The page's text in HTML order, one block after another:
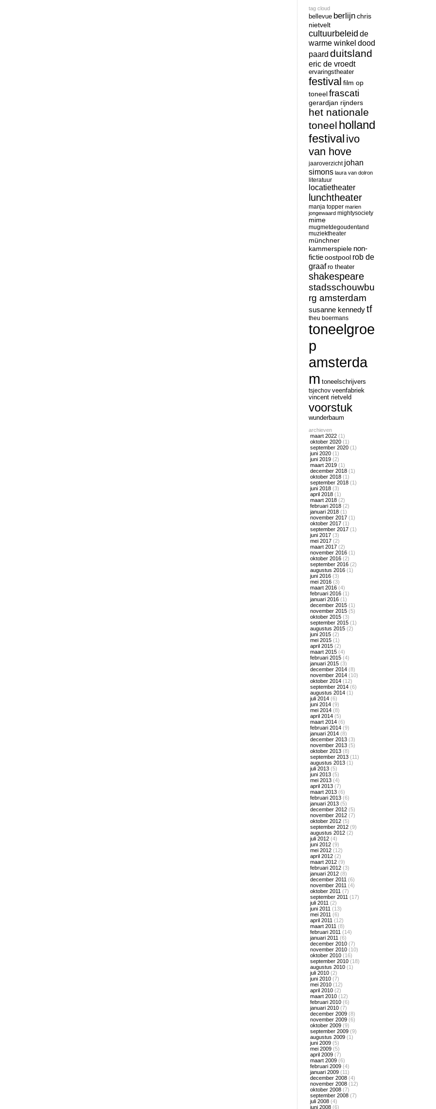
tag cloud
bellevue berlijnchris
nietvelt
cultuurbeleid de
warme winkel dood
paard duitsland
eric de vroedt
ervaringstheater
festival film op
toneelfrascati
gerardjan rijnders
het nationale
toneel holland
festival ivo
van hove
jaaroverzicht johan
simons laura van dolron
literatuur
locatietheater
lunchtheater
manja topper marien
jongewaard mightysociety
mime
mugmetdegoudentand
muziektheater
münchner
kammerspiele non-
fictieoostpool rob de
graaf ro theater
shakespeare
stadsschouwbu
rg amsterdam
susanne kennedytf
theu boermans
toneelgroe
p
amsterda
m toneelschrijvers
tsjechov veenfabriek
vincent rietveld
voorstuk
wunderbaum
archieven
maart 2022 (1)
oktober 2020 (1)
september 2020 (1)
juni 2020 (1)
juni 2019 (2)
maart 2019 (1)
december 2018 (1)
oktober 2018 (1)
september 2018 (1)
juni 2018 (3)
april 2018 (1)
maart 2018 (2)
februari 2018 (2)
januari 2018 (1)
november 2017 (1)
oktober 2017 (1)
september 2017 (1)
juni 2017 (3)
mei 2017 (2)
maart 2017 (2)
november 2016 (1)
oktober 2016 (2)
september 2016 (2)
augustus 2016 (1)
juni 2016 (3)
mei 2016 (3)
maart 2016 (4)
februari 2016 (1)
januari 2016 (1)
december 2015 (1)
november 2015 (5)
oktober 2015 (3)
september 2015 (1)
augustus 2015 (2)
juni 2015 (2)
mei 2015 (1)
april 2015 (2)
maart 2015 (4)
februari 2015 (4)
januari 2015 (3)
december 2014 (8)
november 2014 (10)
oktober 2014 (12)
september 2014 (6)
augustus 2014 (1)
juli 2014 (6)
juni 2014 (9)
mei 2014 (8)
april 2014 (5)
maart 2014 (6)
februari 2014 (9)
januari 2014 (8)
december 2013 (3)
november 2013 (5)
oktober 2013 (8)
september 2013 (11)
augustus 2013 (1)
juli 2013 (5)
juni 2013 (5)
mei 2013 (4)
april 2013 (7)
maart 2013 (6)
februari 2013 (6)
januari 2013 (5)
december 2012 (5)
november 2012 (7)
oktober 2012 (5)
september 2012 (9)
augustus 2012 (2)
juli 2012 (4)
juni 2012 (9)
mei 2012 (12)
april 2012 (2)
maart 2012 (9)
februari 2012 (3)
januari 2012 (8)
december 2011 (6)
november 2011 (4)
oktober 2011 (7)
september 2011 (17)
juli 2011 (2)
juni 2011 (13)
mei 2011 (6)
april 2011 (12)
maart 2011 (8)
februari 2011 (14)
januari 2011 (6)
december 2010 (7)
november 2010 (10)
oktober 2010 (16)
september 2010 (18)
augustus 2010 (1)
juli 2010 (2)
juni 2010 (7)
mei 2010 (12)
april 2010 (2)
maart 2010 (12)
februari 2010 (6)
januari 2010 (7)
december 2009 (8)
november 2009 (6)
oktober 2009 (9)
september 2009 (9)
augustus 2009 (1)
juni 2009 (5)
mei 2009 (5)
april 2009 (7)
maart 2009 (6)
februari 2009 (4)
januari 2009 (11)
december 2008 (4)
november 2008 (12)
oktober 2008 (7)
september 2008 (7)
juli 2008 (4)
juni 2008 (6)